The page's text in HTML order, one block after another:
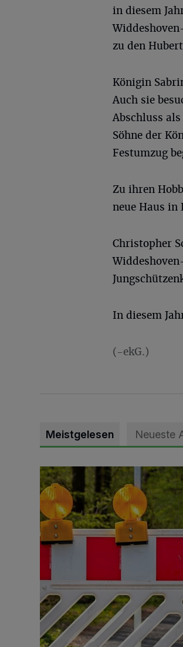
in diesem
zu den
Königin
Auch sie
Abschluss
Söhne der
Festumzug
Zu ihren
neue Haus
Christopher
In diesem
(-ekG.)
Meistgelesen Neueste
Vollsperrung der Talstraße in